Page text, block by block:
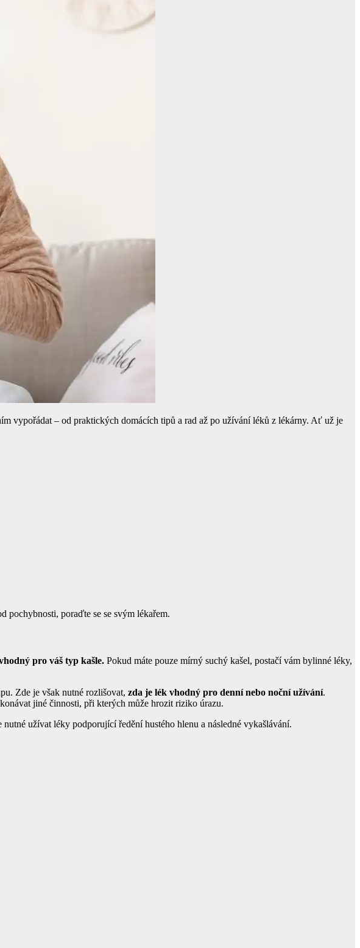
vypořádat – od praktických domácích tipů a rad až po užívání léků z lékárny. Ať už je
pochybnosti, poraďte se se svým lékařem.
pro váš typ kašle. Pokud máte pouze mírný suchý kašel, postačí vám bylinné léky,
Zde je však nutné rozlišovat, zda je lék vhodný pro denní nebo noční užívání.
jiné činnosti, při kterých může hrozit riziko úrazu.
nutné užívat léky podporující ředění hustého hlenu a následné vykašlávání.